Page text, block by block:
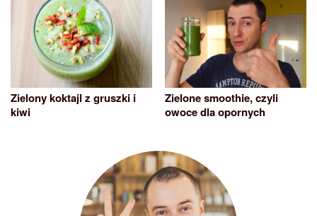
Zielony koktajl z gruszki i
kiwi
Zielone smoothie, czyli
owoce dla opornych